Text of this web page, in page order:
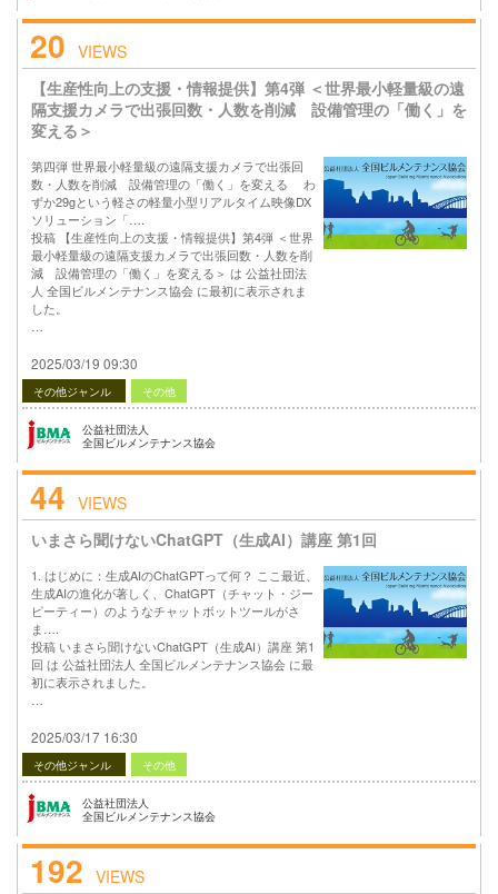
20 VIEWS
【生産性向上の支援・情報提供】第4弾 ＜世界最小軽量級の遠
隔支援カメラで出張回数・人数を削減 設備管理の「働く」を
変える＞
第四弾 世界最小軽量級の遠隔支援カメラで出張回
数・人数を削減 設備管理の「働く」を変える わ
ずか29gという軽さの軽量小型リアルタイム映像DX
ソリューション「….
投稿 【生産性向上の支援・情報提供】第4弾 ＜世界
最小軽量級の遠隔支援カメラで出張回数・人数を削
減 設備管理の「働く」を変える＞ は 公益社団法
人 全国ビルメンテナンス協会 に最初に表示されま
した。
2025/03/19 09:30
その他ジャンル その他
公益社団法人
全国ビルメンテナンス協会
44 VIEWS
いまさら聞けないChatGPT（生成AI）講座 第1回
1. はじめに：生成AIのChatGPTって何？ ここ最近、
生成AIの進化が著しく、ChatGPT（チャット・ジー
ピーティー）のようなチャットボットツールがさ
ま….
投稿 いまさら聞けないChatGPT（生成AI）講座 第1
回 は 公益社団法人 全国ビルメンテナンス協会 に最
初に表示されました。
2025/03/17 16:30
その他ジャンル その他
公益社団法人
全国ビルメンテナンス協会
192 VIEWS